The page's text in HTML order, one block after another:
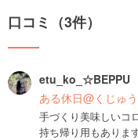
口コミ（3件）
etu_ko_☆BEPPU
ある休日@くじゅ
手づくり美味しいコ
持ち帰り用もありま